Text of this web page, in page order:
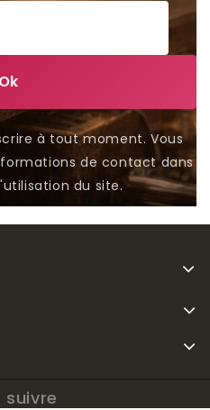
à tout moment. Vous
de contact dans
du site.
suivre